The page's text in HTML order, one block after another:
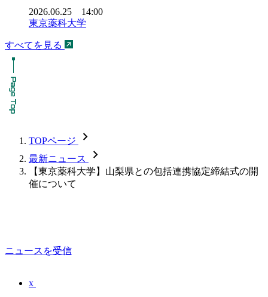
2026.06.25 14:00
東京薬科大学
すべてを見る
TOPページ chevron_forward
最新ニュース chevron_forward
【東京薬科大学】山梨県との包括連携協定締結式の開
催について
ニュースを受信
x